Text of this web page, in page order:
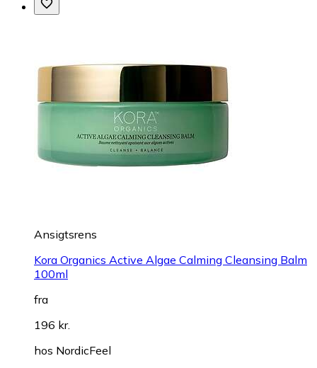
Ansigtsrens
Kora Organics Active Algae Calming Cleansing Balm
100ml
fra
196 kr.
hos NordicFeel